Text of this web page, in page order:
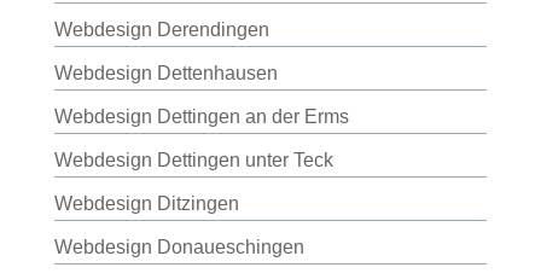
Webdesign Derendingen
Webdesign Dettenhausen
Webdesign Dettingen an der Erms
Webdesign Dettingen unter Teck
Webdesign Ditzingen
Webdesign Donaueschingen